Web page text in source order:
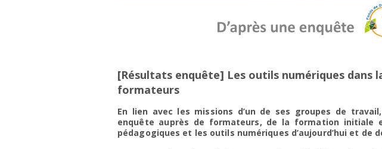
[Résultats enquête] Les outils numériques dans
formateurs
En lien avec les missions d’un de ses groupes de travail,
enquête auprès de formateurs, de la formation initiale
pédagogiques et les outils numériques d’aujourd’hui et